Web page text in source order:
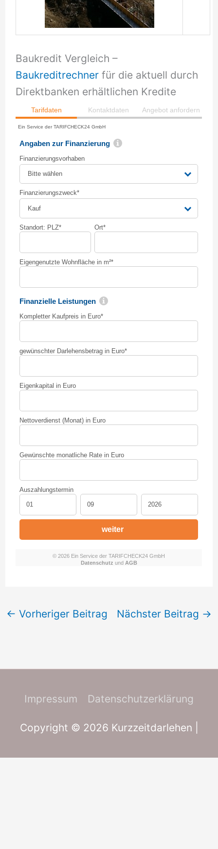
Baukredit Vergleich –
Baukreditrechner für die aktuell durch
Direktbanken erhältlichen Kredite
← Vorheriger Beitrag Nächster Beitrag →
Impressum Datenschutzerklärung
Copyright © 2026 Kurzzeitdarlehen